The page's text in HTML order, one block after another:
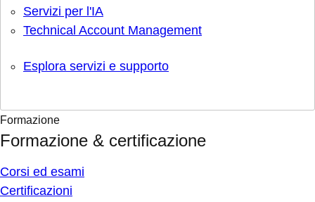
Servizi per l'IA
Technical Account Management
Esplora servizi e supporto
Formazione
Formazione & certificazione
Corsi ed esami
Certificazioni